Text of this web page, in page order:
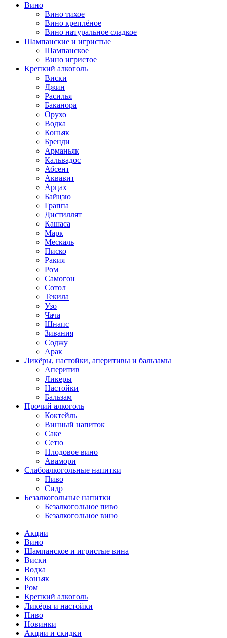
Вино
Вино тихое
Вино креплёное
Вино натуральное сладкое
Шампанские и игристые
Шампанское
Вино игристое
Крепкий алкоголь
Виски
Джин
Расилья
Баканора
Орухо
Водка
Коньяк
Бренди
Арманьяк
Кальвадос
Абсент
Аквавит
Арцах
Байцзю
Граппа
Дистиллят
Кашаса
Марк
Мескаль
Писко
Ракия
Ром
Самогон
Сотол
Текила
Узо
Чача
Шнапс
Зивания
Соджу
Арак
Ликёры, настойки, аперитивы и бальзамы
Аперитив
Ликеры
Настойки
Бальзам
Прочий алкоголь
Коктейль
Винный напиток
Саке
Сетю
Плодовое вино
Авамори
Слабоалкогольные напитки
Пиво
Сидр
Безалкогольные напитки
Безалкогольное пиво
Безалкогольное вино
Акции
Вино
Шампанское и игристые вина
Виски
Водка
Коньяк
Ром
Крепкий алкоголь
Ликёры и настойки
Пиво
Новинки
Акции и скидки